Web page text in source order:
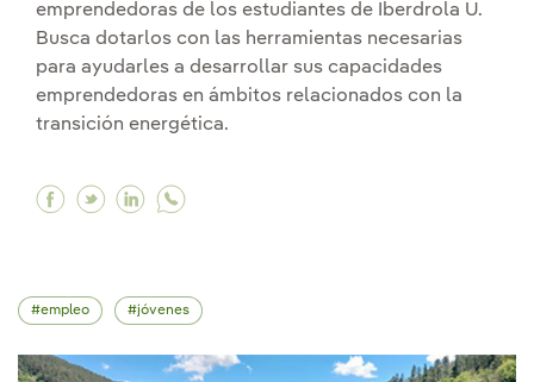
emprendedoras de los estudiantes de Iberdrola U.
Busca dotarlos con las herramientas necesarias
para ayudarles a desarrollar sus capacidades
emprendedoras en ámbitos relacionados con la
transición energética.
Facebook Fomentamos el emprendimiento
Twitter Fomentamos el emprendimiento
Linkedin Fomentamos el
empleo jóvenes